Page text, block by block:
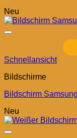
Neu
Schnellansicht
Bildschirme
Bildschirm
Neu